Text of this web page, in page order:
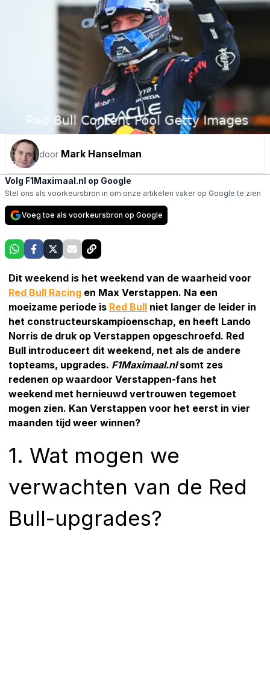
door Mark Hanselman
Volg F1Maximaal.nl op Google
Stel ons als voorkeursbron in om onze artikelen vaker op Google te zien
Voeg toe als voorkeursbron op Google
Dit weekend is het weekend van de waarheid voor
Red Bull Racing en Max Verstappen. Na een
moeizame periode is Red Bull niet langer de leider in
het constructeurskampioenschap, en heeft Lando
Norris de druk op Verstappen opgeschroefd. Red
Bull introduceert dit weekend, net als de andere
topteams, upgrades. F1Maximaal.nlsomt zes
redenen op waardoor Verstappen-fans het
weekend met hernieuwd vertrouwen tegemoet
mogen zien. Kan Verstappen voor het eerst in vier
maanden tijd weer winnen?
1. Wat mogen we
verwachten van de Red
Bull-upgrades?